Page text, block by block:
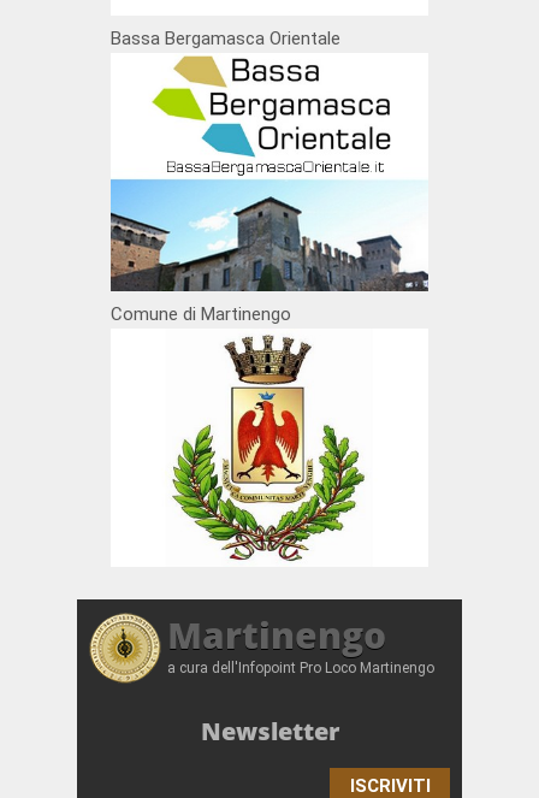
Bassa Bergamasca Orientale
Comune di Martinengo
Martinengo
a cura dell'Infopoint Pro Loco Martinengo
Newsletter
ISCRIVITI